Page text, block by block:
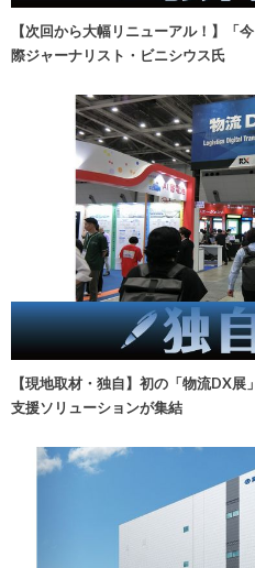
【次回から大幅リニューアル！】
際ジャーナリスト・ビニシウス氏
【現地取材・独自】初の「物流DX
支援ソリューションが集結